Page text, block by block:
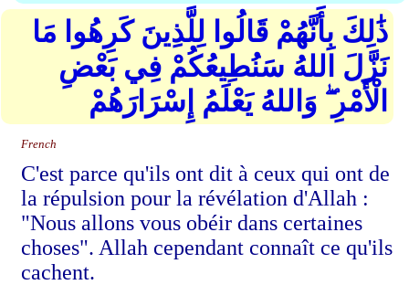
ذَٰلِكَ بِأَنَّهُمْ قَالُوا لِلَّذِينَ كَرِهُوا مَا
نَزَّلَ اللهُ سَنُطِيعُكُمْ فِي بَعْضِ
الْأَمْرِ ۖ وَاللهُ يَعْلَمُ إِسْرَارَهُمْ
French
C'est parce qu'ils ont dit à ceux qui ont de
la répulsion pour la révélation d'Allah :
"Nous allons vous obéir dans certaines
choses". Allah cependant connaît ce qu'ils
cachent.